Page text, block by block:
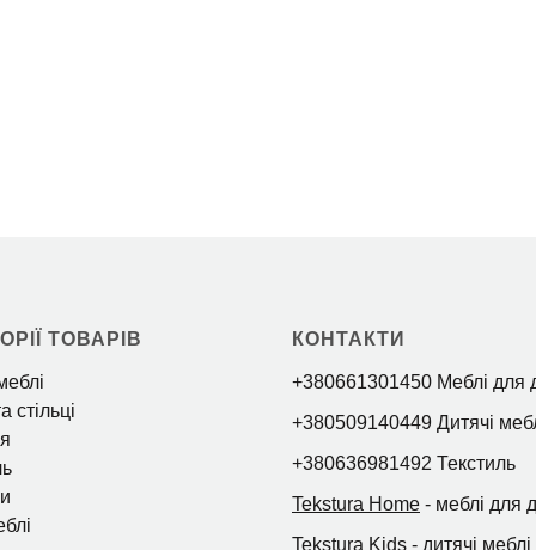
ТОВАРІВ
стільці
КОНТАКТИ
+380661301450 Меблі для
+380509140449 Дитячі
+380636981492 Текстиль
Tekstura Home - меблі для
Tekstura Kids - дитячі меблі